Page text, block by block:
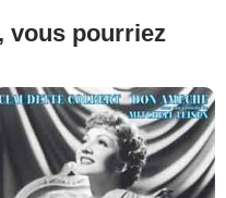
vous pourriez